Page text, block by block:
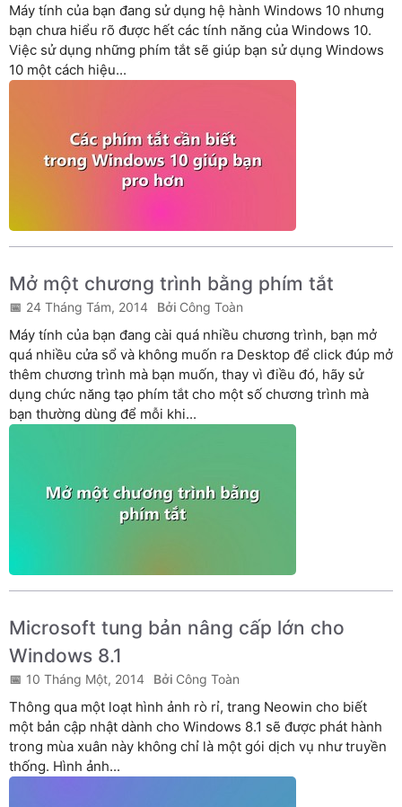
Máy tính của bạn đang sử dụng hệ hành Windows 10 nhưng
bạn chưa hiểu rõ được hết các tính năng của Windows 10.
Việc sử dụng những phím tắt sẽ giúp bạn sử dụng Windows
10 một cách hiệu...
Mở một chương trình bằng phím tắt
24 Tháng Tám, 2014 Công Toàn
Máy tính của bạn đang cài quá nhiều chương trình, bạn mở
quá nhiều cửa sổ và không muốn ra Desktop để click đúp mở
thêm chương trình mà bạn muốn, thay vì điều đó, hãy sử
dụng chức năng tạo phím tắt cho một số chương trình mà
bạn thường dùng để mỗi khi...
Microsoft tung bản nâng cấp lớn cho
Windows 8.1
10 Tháng Một, 2014 Công Toàn
Thông qua một loạt hình ảnh rò rỉ, trang Neowin cho biết
một bản cập nhật dành cho Windows 8.1 sẽ được phát hành
trong mùa xuân này không chỉ là một gói dịch vụ như truyền
thống. Hình ảnh...